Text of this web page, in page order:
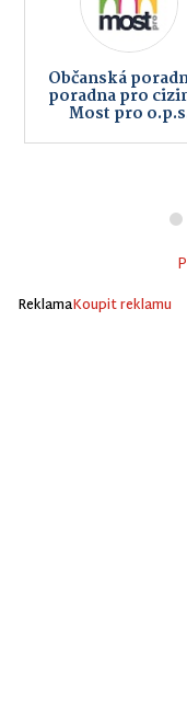
Občanská
poradna pro
Most pro
ReklamaKoupit reklamu